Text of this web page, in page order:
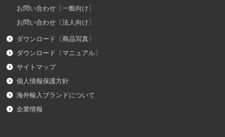
お問い合わせ〔一般向け〕
お問い合わせ〔法人向け〕
ダウンロード〔商品写真〕
ダウンロード〔マニュアル〕
サイトマップ
個人情報保護方針
海外輸入ブランドについて
企業情報